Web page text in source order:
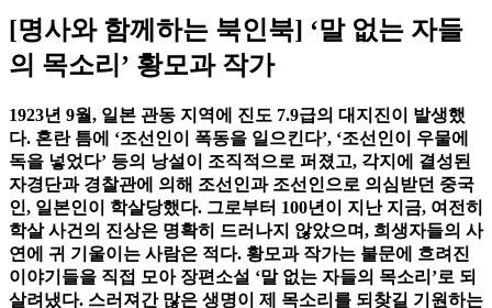
[명사와 함께하는 북인북] ‘말 없는 자들
의 목소리’ 황모과 작가
1923년 9월, 일본 관동 지역에 진도 7.9급의 대지진이 발생했
다. 혼란 틈에 ‘조선인이 폭동을 일으킨다’, ‘조선인이 우물에
독을 넣었다’ 등의 낭설이 조직적으로 퍼졌고, 각지에 결성된
자경단과 경찰관에 의해 조선인과 조선인으로 의심받던 중국
인, 일본인이 학살당했다. 그로부터 100년이 지난 지금, 여전히
학살 사건의 진상은 명확히 드러나지 않았으며, 희생자들의 사
연에 귀 기울이는 사람은 적다. 황모과 작가는 불문에 흐려진
이야기들을 직접 모아 장편소설 ‘말 없는 자들의 목소리’로 되
살려냈다. 스러져간 많은 생명이 제 목소리를 되찾길 기원하는